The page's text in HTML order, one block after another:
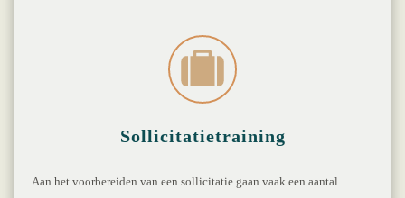
Sollicitatietraining
Aan het voorbereiden van een sollicitatie gaan vaak een aantal